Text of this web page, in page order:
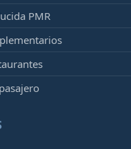
PMR